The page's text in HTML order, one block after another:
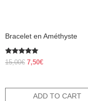
Bracelet en Améthyste
Rated
5.00
15,00€ Original
15,00€.
7,50€Current
7,50€.
ADD TO CART